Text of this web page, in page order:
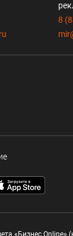
8
«Бизнес